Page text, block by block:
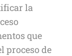
la
que
proceso de